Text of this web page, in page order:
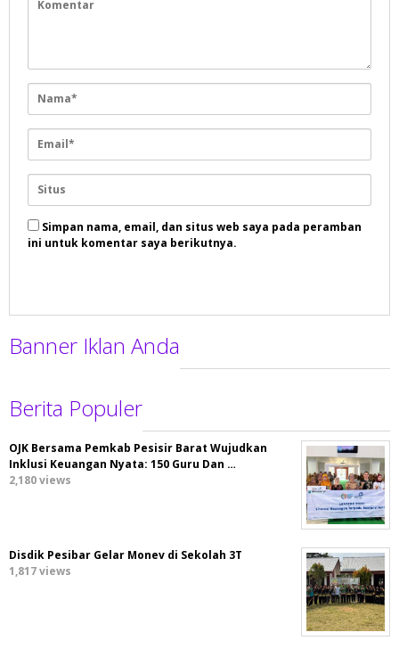
Simpan nama, email, dan situs web saya pada peramban
ini untuk komentar saya berikutnya.
Banner Iklan Anda
Berita Populer
OJK Bersama Pemkab Pesisir Barat Wujudkan
Inklusi Keuangan Nyata: 150 Guru Dan …
2,180 views
Disdik Pesibar Gelar Monev di Sekolah 3T
1,817 views